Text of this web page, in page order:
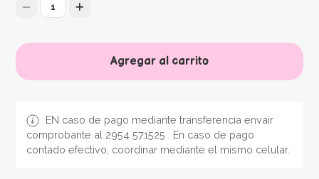
1
Agregar al carrito
EN caso de pago mediante transferencia envair
comprobante al 2954 571525 . En caso de pago
contado efectivo, coordinar mediante el mismo celular.